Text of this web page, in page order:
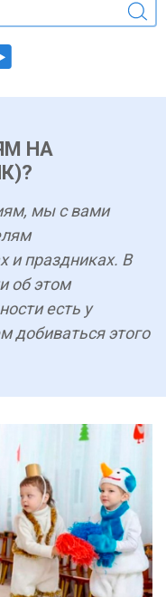
НА
мы с вами
и праздниках. В
об этом
есть у
добиваться этого